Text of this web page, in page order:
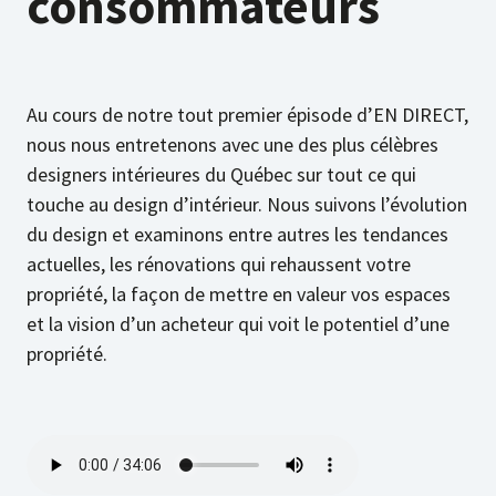
Au cours de notre tout premier épisode d’EN DIRECT,
nous nous entretenons avec une des plus célèbres
designers intérieures du Québec sur tout ce qui
touche au design d’intérieur. Nous suivons l’évolution
du design et examinons entre autres les tendances
actuelles, les rénovations qui rehaussent votre
propriété, la façon de mettre en valeur vos espaces
et la vision d’un acheteur qui voit le potentiel d’une
propriété.